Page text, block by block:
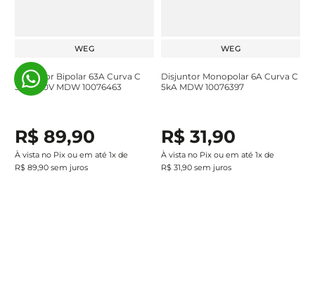
WEG
Disjuntor Bipolar 63A Curva C
3kA 220V MDW 10076463
R$ 89,90
À vista no Pix ou em até 1x de
R$ 89,90 sem juros
WEG
Disjuntor Monopolar 6A Curva C
5kA MDW 10076397
R$ 31,90
À vista no Pix ou em até 1x de
R$ 31,90 sem juros